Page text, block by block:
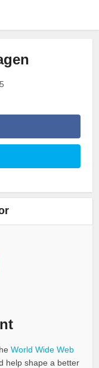
World Wide Web
help shape a better